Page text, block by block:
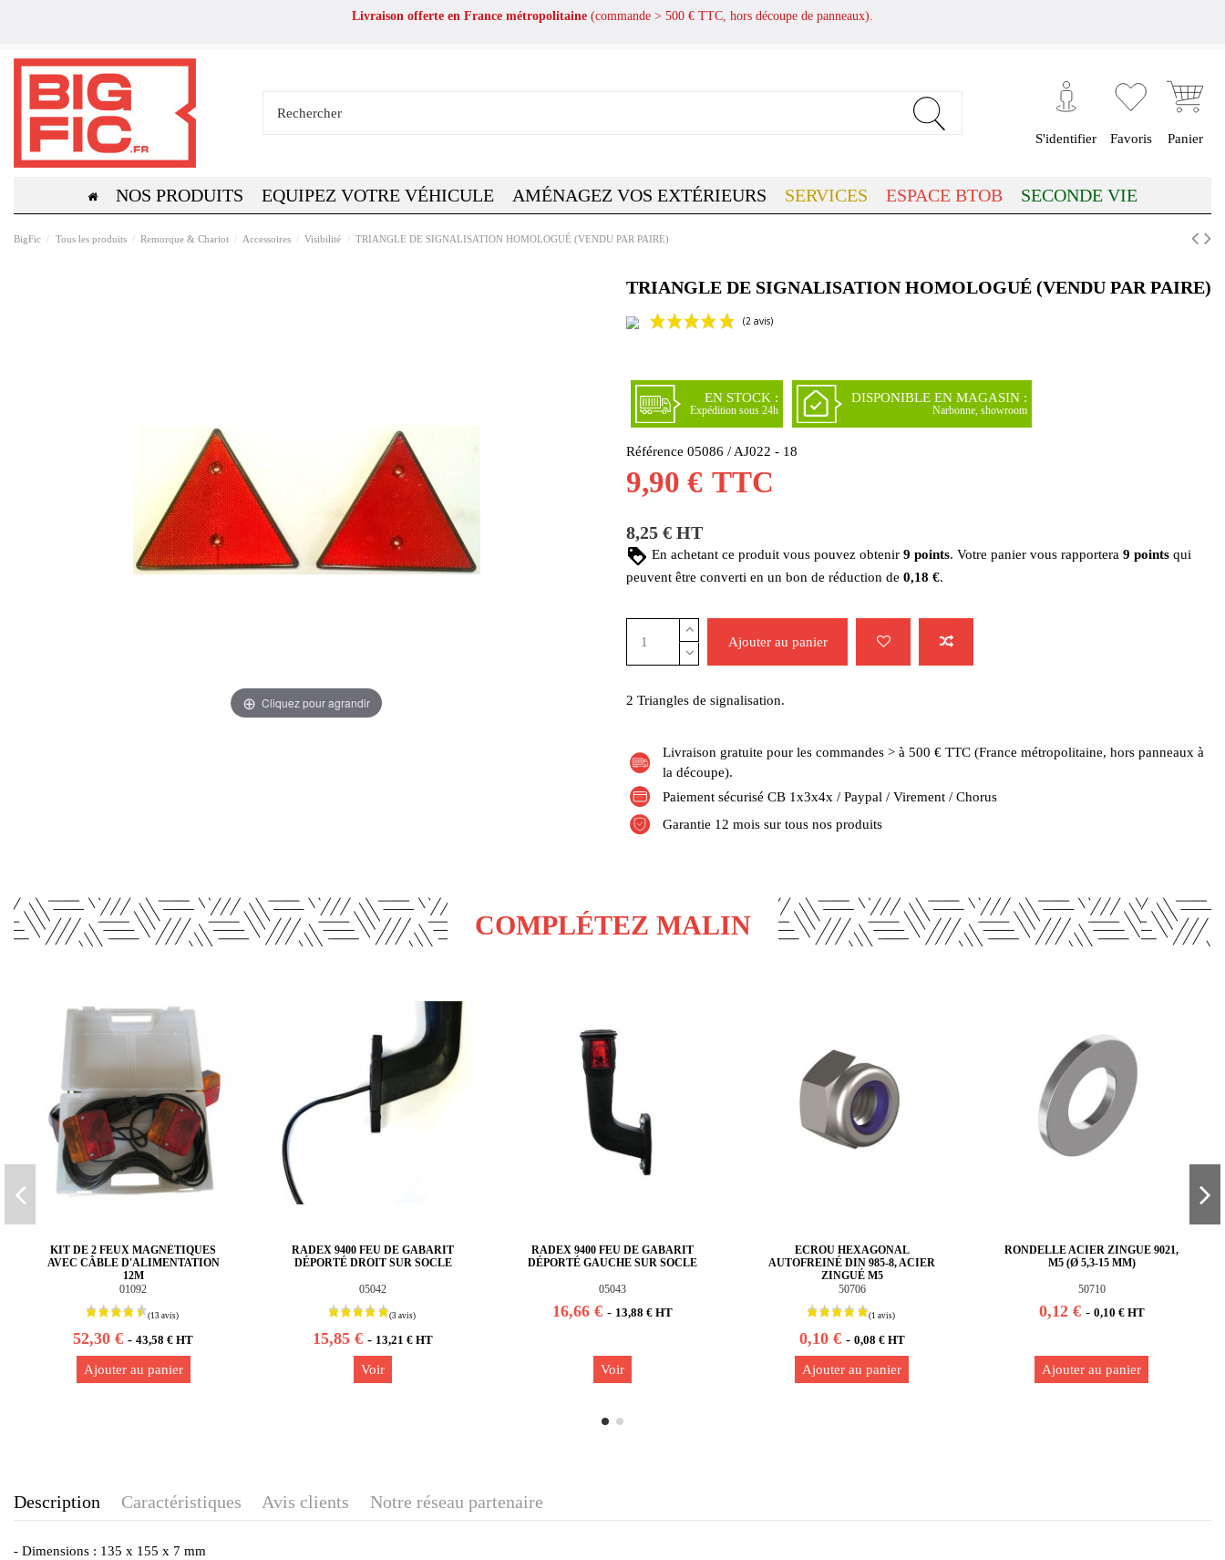
Livraison offerte en France métropolitaine (commande > 500 € TTC, hors découpe de panneaux).
S'identifier Favoris Panier
NOS PRODUITS EQUIPEZ VOTRE VÉHICULE AMÉNAGEZ VOS EXTÉRIEURS SERVICES ESPACE BTOB SECONDE VIE
BigFic Tous les produits Remorque & Chariot Accessoires Visibilité TRIANGLE DE SIGNALISATION HOMOLOGUÉ (VENDU PAR PAIRE)
Cliquez pour agrandir
TRIANGLE DE SIGNALISATION HOMOLOGUÉ (VENDU PAR PAIRE)
(2 avis)
EN STOCK :
Expédition sous 24h
DISPONIBLE EN MAGASIN :
Narbonne, showroom
Référence 05086 / AJ022 - 18
9,90 € TTC
8,25 € HT
En achetant ce produit vous pouvez obtenir 9 points. Votre panier vous rapportera 9 points qui
peuvent être converti en un bon de réduction de 0,18 €.
Ajouter au panier
2 Triangles de signalisation.
Livraison gratuite pour les commandes > à 500 € TTC (France métropolitaine, hors panneaux à
la découpe).
Paiement sécurisé CB 1x3x4x / Paypal / Virement / Chorus
Garantie 12 mois sur tous nos produits
COMPLÉTEZ MALIN
KIT DE 2 FEUX MAGNÉTIQUES
AVEC CÂBLE D'ALIMENTATION
12M
01092
52,30 €-43,58 € HT
Ajouter au panier
RADEX 9400 FEU DE GABARIT
DÉPORTÉ DROIT SUR SOCLE
05042
15,85 €- 13,21 € HT
Voir
RADEX 9400 FEU DE GABARIT
DÉPORTÉ GAUCHE SUR SOCLE
05043
16,66 € - 13,88 € HT
Voir
ECROU HEXAGONAL
AUTOFREINÉ DIN 985-8, ACIER
ZINGUÉ M5
50706
0,10 € - 0,08 € HT
Ajouter au panier
RONDELLE ACIER ZINGUE 9021,
M5 (Ø 5,3-15 MM)
50710
0,12 € - 0,10 € HT
Ajouter au panier
Description Caractéristiques Avis clients Notre réseau partenaire
- Dimensions : 135 x 155 x 7 mm